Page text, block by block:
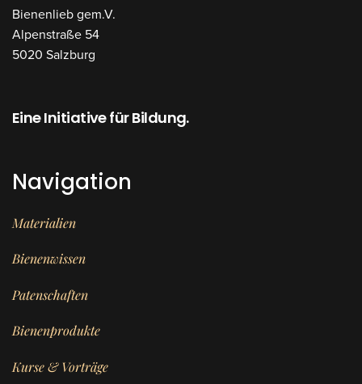
Bienenlieb gem.V.
Alpenstraße 54
5020 Salzburg
Eine Initiative für Bildung.
Navigation
Materialien
Bienenwissen
Patenschaften
Bienenprodukte
Kurse & Vorträge